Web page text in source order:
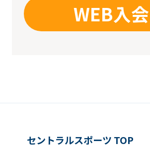
WEB入会
セントラルスポーツ TOP